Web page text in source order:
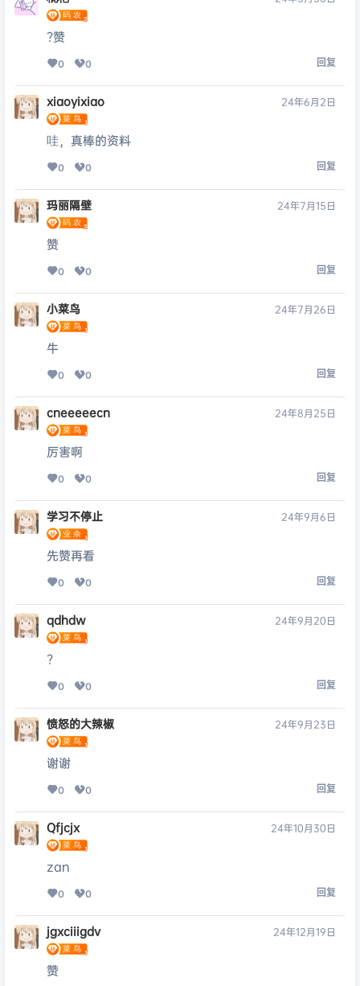
?赞
0 0 回复
xiaoyixiao 24年6月2日
哇，真棒的资料
0 0 回复
玛丽隔壁 24年7月15日
赞
0 0 回复
小菜鸟 24年7月26日
牛
0 0 回复
cneeeeecn 24年8月25日
厉害啊
0 0 回复
学习不停止 24年9月6日
先赞再看
0 0 回复
qdhdw 24年9月20日
?
0 0 回复
愤怒的大辣椒 24年9月23日
谢谢
0 0 回复
Qfjcjx 24年10月30日
zan
0 0 回复
jgxciiigdv 24年12月19日
赞